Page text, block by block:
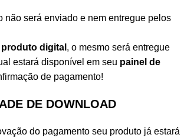
não será enviado e nem entregue pelos
produto digital , o mesmo será entregue
estará disponível em seu painel de
de pagamento!
DE DOWNLOAD
do pagamento seu produto já estará